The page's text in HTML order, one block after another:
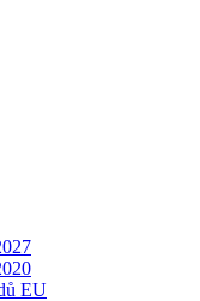
EU